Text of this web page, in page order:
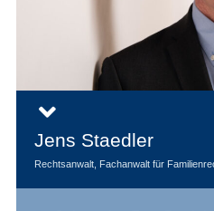
Jens Staedler
Rechtsanwalt, Fachanwalt für